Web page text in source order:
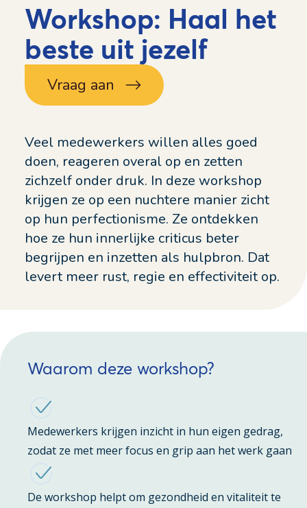
Workshop: Haal het
beste uit jezelf
Vraag aan
Veel medewerkers willen alles goed
doen, reageren overal op en zetten
zichzelf onder druk. In deze workshop
krijgen ze op een nuchtere manier zicht
op hun perfectionisme. Ze ontdekken
hoe ze hun innerlijke criticus beter
begrijpen en inzetten als hulpbron. Dat
levert meer rust, regie en effectiviteit op.
Waarom deze workshop?
Medewerkers krijgen inzicht in hun eigen gedrag,
zodat ze met meer focus en grip aan het werk gaan
De workshop helpt om gezondheid en vitaliteit te